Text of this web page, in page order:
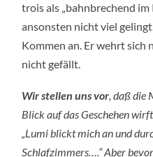
trois als „bahnbrechend
ansonsten nicht viel
Kommen an. Er wehrt sich
nicht gefällt.
Wir stellen uns vor, daß die
Blick auf das Geschehen
„Lumi blickt mich an und
Schlafzimmers….“ Aber